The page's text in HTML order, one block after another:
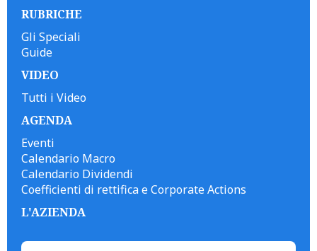
RUBRICHE
Gli Speciali
Guide
VIDEO
Tutti i Video
AGENDA
Eventi
Calendario Macro
Calendario Dividendi
Coefficienti di rettifica e Corporate Actions
L'AZIENDA